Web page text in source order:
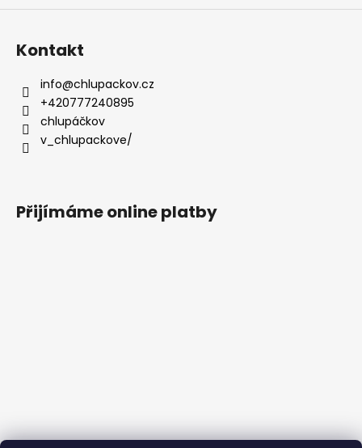
Kontakt
info@chlupackov.cz
+420777240895
chlupáčkov
v_chlupackove/
Přijímáme online platby